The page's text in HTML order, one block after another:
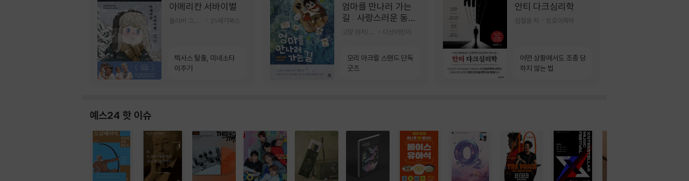
아메리칸 서바이벌
21세기북스
텍사스 탈출, 미네소타
이주기
엄마를 만나러 가는
길 : 사랑스러운 동그
라미
다산어린이
모리 아크릴 스탠드 단독
굿즈
안티 다크심리학
임철웅 저 트로이목마
어떤 상황에서도 조종 당
하지 않는 법
예스24 핫 이슈